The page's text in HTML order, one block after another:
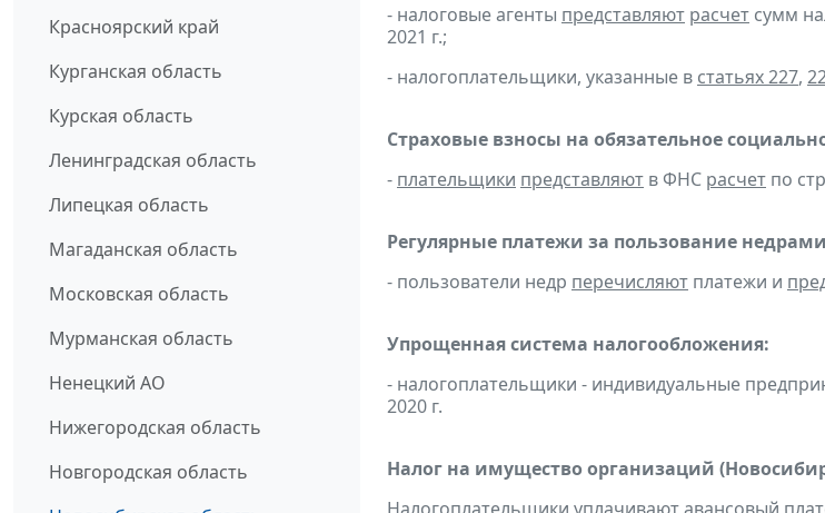
Красноярский край
Курганская область
Курская область
Ленинградская область
Липецкая область
Магаданская область
Московская область
Мурманская область
Ненецкий АО
Нижегородская область
Новгородская область
- налоговые агенты представляют расчет сумм
2021 г.;
- налогоплательщики, указанные в статьях 227,
Страховые взносы на обязательное
- плательщики представляют в ФНС расчет по
Регулярные платежи за пользование
- пользователи недр перечисляют платежи и
Упрощенная система налогообложения:
- налогоплательщики - индивидуальные
2020 г.
Налог на имущество организаций